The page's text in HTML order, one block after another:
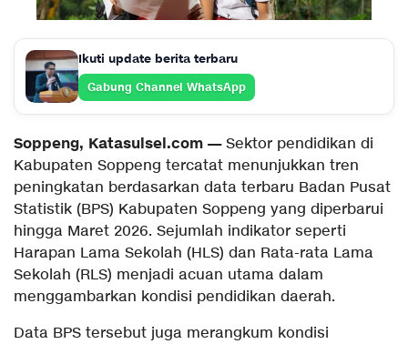
Ikuti update berita terbaru
Gabung Channel WhatsApp
Soppeng, Katasulsel.com —Sektor pendidikan di
Kabupaten Soppeng tercatat menunjukkan tren
peningkatan berdasarkan data terbaru Badan Pusat
Statistik (BPS) Kabupaten Soppeng yang diperbarui
hingga Maret 2026. Sejumlah indikator seperti
Harapan Lama Sekolah (HLS) dan Rata-rata Lama
Sekolah (RLS) menjadi acuan utama dalam
menggambarkan kondisi pendidikan daerah.
Data BPS tersebut juga merangkum kondisi